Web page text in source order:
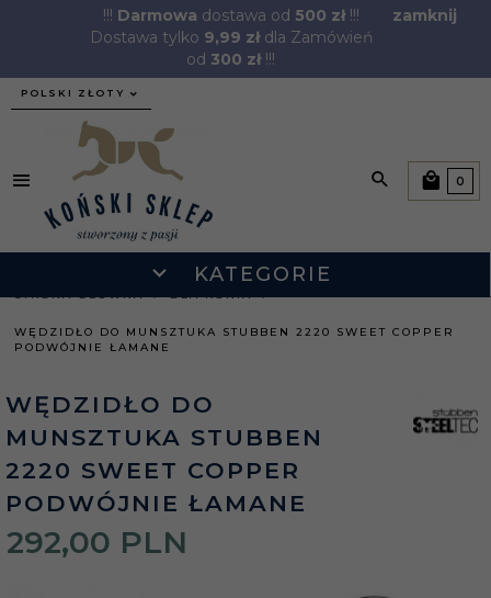
!!! Darmowa dostawa od 500 zł!!!
Dostawa tylko 9,99 złdla Zamówień
od 300 zł!!!
zamknij
currency_h
POLSKI ZŁOTY
KATEGORIE
0
STRONA GŁÓWNA DLA KONIA
WĘDZIDŁO DO MUNSZTUKA STUBBEN 2220 SWEET COPPER
PODWÓJNIE ŁAMANE
WĘDZIDŁO DO
MUNSZTUKA STUBBEN
2220 SWEET COPPER
PODWÓJNIE ŁAMANE
292,00 PLN